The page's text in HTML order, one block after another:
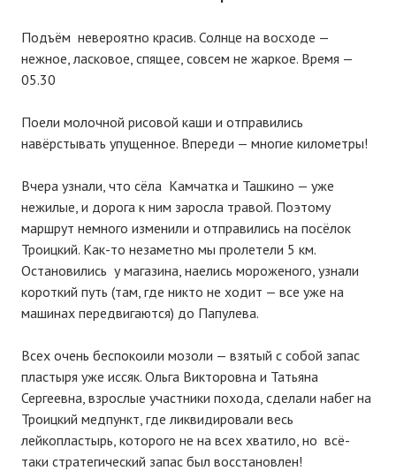
Подъём невероятно красив. Солнце на восходе —
нежное, ласковое, спящее, совсем не жаркое. Время —
05.30
Поели молочной рисовой каши и отправились
навёрстывать упущенное. Впереди — многие километры!
Вчера узнали, что сёла Камчатка и Ташкино — уже
нежилые, и дорога к ним заросла травой. Поэтому
маршрут немного изменили и отправились на посёлок
Троицкий. Как-то незаметно мы пролетели 5 км.
Остановились у магазина, наелись мороженого, узнали
короткий путь (там, где никто не ходит — все уже на
машинах передвигаются) до Папулева.
Всех очень беспокоили мозоли — взятый с собой запас
пластыря уже иссяк. Ольга Викторовна и Татьяна
Сергеевна, взрослые участники похода, сделали набег на
Троицкий медпункт, где ликвидировали весь
лейкопластырь, которого не на всех хватило, но всё-
таки стратегический запас был восстановлен!